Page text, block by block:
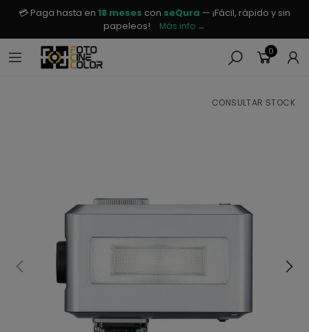
💳 Paga hasta en 18 meses con seQura — ¡Fácil, rápido y sin
papeleos!
Más info →
0
CONSULTAR STOCK